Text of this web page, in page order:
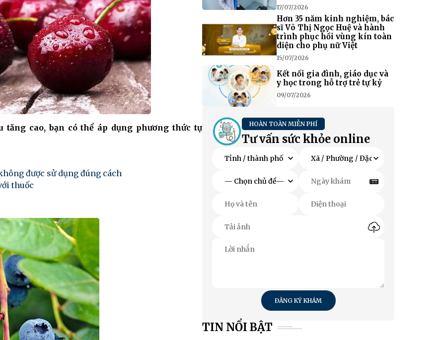
cao, bạn có thể áp dụng phương thức tự
được sử dụng đúng cách
thuốc
17/07/2026
Hơn 35 năm kinh nghiệm, bác
sĩ Võ Thị Ngọc Huệ và hành
trình phục hồi vùng kín toàn
diện cho phụ nữ Việt
15/07/2026
Kết nối gia đình, giáo dục và
y học trong hỗ trợ trẻ tự kỷ
09/07/2026
HOÀN TOÀN MIỄN PHÍ
Tư vấn sức khỏe online
ĐĂNG KÝ KHÁM
TIN NỔI BẬT